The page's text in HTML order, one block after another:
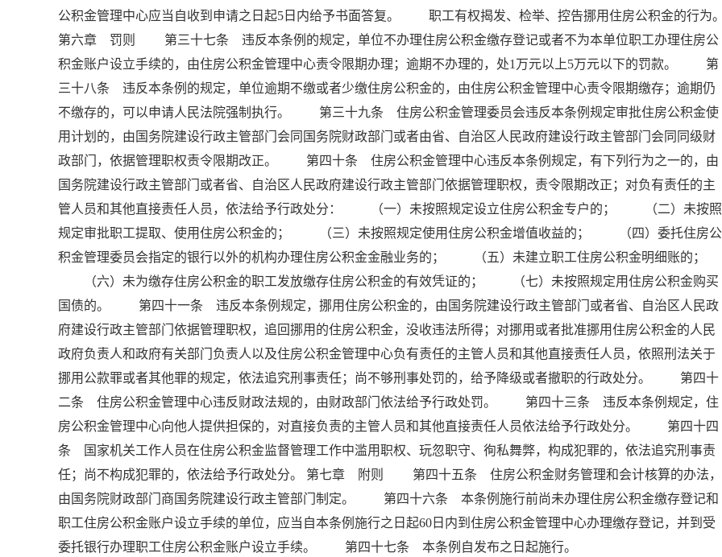
公积金管理中心应当自收到申请之日起5日内给予书面答复。 职工有权揭发、检举、控告挪用住房公积金的行为
第六章 罚则 第三十七条 违反本条例的规定，单位不办理住房公积金缴存登记或者不为本单位职工办理住房公
积金账户设立手续的，由住房公积金管理中心责令限期办理；逾期不办理的，处1万元以上5万元以下的罚款。 第
三十八条 违反本条例的规定，单位逾期不缴或者少缴住房公积金的，由住房公积金管理中心责令限期缴存；逾期仍
不缴存的，可以申请人民法院强制执行。 第三十九条 住房公积金管理委员会违反本条例规定审批住房公积金使
用计划的，由国务院建设行政主管部门会同国务院财政部门或者由省、自治区人民政府建设行政主管部门会同同级财
政部门，依据管理职权责令限期改正。 第四十条 住房公积金管理中心违反本条例规定，有下列行为之一的，由
国务院建设行政主管部门或者省、自治区人民政府建设行政主管部门依据管理职权，责令限期改正；对负有责任的主
管人员和其他直接责任人员，依法给予行政处分： （一）未按照规定设立住房公积金专户的； （二）未按照
规定审批职工提取、使用住房公积金的； （三）未按照规定使用住房公积金增值收益的； （四）委托住房公
积金管理委员会指定的银行以外的机构办理住房公积金金融业务的； （五）未建立职工住房公积金明细账的；
（六）未为缴存住房公积金的职工发放缴存住房公积金的有效凭证的； （七）未按照规定用住房公积金购买
国债的。 第四十一条 违反本条例规定，挪用住房公积金的，由国务院建设行政主管部门或者省、自治区人民政
府建设行政主管部门依据管理职权，追回挪用的住房公积金，没收违法所得；对挪用或者批准挪用住房公积金的人民
政府负责人和政府有关部门负责人以及住房公积金管理中心负有责任的主管人员和其他直接责任人员，依照刑法关于
挪用公款罪或者其他罪的规定，依法追究刑事责任；尚不够刑事处罚的，给予降级或者撤职的行政处分。 第四十
二条 住房公积金管理中心违反财政法规的，由财政部门依法给予行政处罚。 第四十三条 违反本条例规定，住
房公积金管理中心向他人提供担保的，对直接负责的主管人员和其他直接责任人员依法给予行政处分。 第四十四
条 国家机关工作人员在住房公积金监督管理工作中滥用职权、玩忽职守、徇私舞弊，构成犯罪的，依法追究刑事责
任；尚不构成犯罪的，依法给予行政处分。 第七章 附则 第四十五条 住房公积金财务管理和会计核算的办法，
由国务院财政部门商国务院建设行政主管部门制定。 第四十六条 本条例施行前尚未办理住房公积金缴存登记和
职工住房公积金账户设立手续的单位，应当自本条例施行之日起60日内到住房公积金管理中心办理缴存登记，并到受
委托银行办理职工住房公积金账户设立手续。 第四十七条 本条例自发布之日起施行。